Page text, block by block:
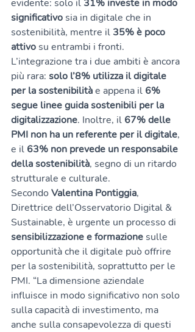
evidente: solo il 31% investe in modo
significativo sia in digitale che in
sostenibilità, mentre il 35% è poco
attivo su entrambi i fronti.
L’integrazione tra i due ambiti è ancora
più rara: solo l’8% utilizza il digitale
per la sostenibilità e appena il 6%
segue linee guida sostenibili per la
digitalizzazione. Inoltre, il 67% delle
PMI non ha un referente per il digitale,
e il 63% non prevede un responsabile
della sostenibilità, segno di un ritardo
strutturale e culturale.
Secondo Valentina Pontiggia,
Direttrice dell’Osservatorio Digital &
Sustainable, è urgente un processo di
sensibilizzazione e formazione sulle
opportunità che il digitale può offrire
per la sostenibilità, soprattutto per le
PMI. “La dimensione aziendale
influisce in modo significativo non solo
sulla capacità di investimento, ma
anche sulla consapevolezza di questi